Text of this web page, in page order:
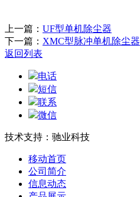
上一篇： UF型单机除尘器
下一篇： XMC型脉冲单机除尘器
返回列表
电话
短信
联系
微信
技术支持：驰业科技
移动首页
公司简介
信息动态